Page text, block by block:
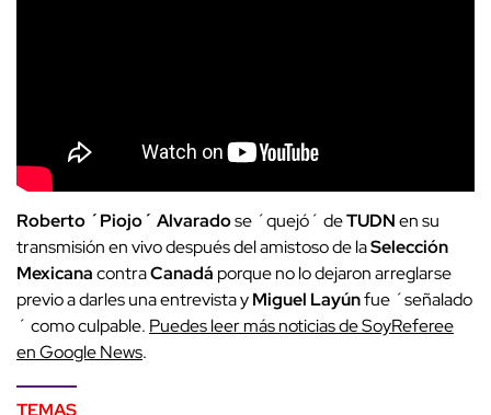
Roberto ´Piojo´ Alvaradose ´quejó´ deTUDNen su
transmisión en vivo después del amistoso de laSelección
MexicanacontraCanadá porque no lo dejaron arreglarse
previo a darles una entrevista yMiguel Layúnfue ´señalado
´ como culpable. Puedes leer más noticias de SoyReferee
en Google News.
TEMAS